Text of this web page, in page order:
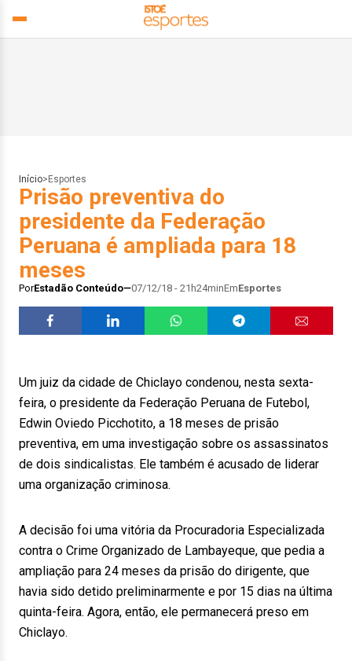
Início> Esportes
Prisão preventiva do
presidente da Federação
Peruana é ampliada para 18
meses
PorEstadão Conteúdo 07/12/18 - 21h24minEmEsportes
Um juiz da cidade de Chiclayo condenou, nesta sexta-
feira, o presidente da Federação Peruana de Futebol,
Edwin Oviedo Picchotito, a 18 meses de prisão
preventiva, em uma investigação sobre os assassinatos
de dois sindicalistas. Ele também é acusado de liderar
uma organização criminosa.
A decisão foi uma vitória da Procuradoria Especializada
contra o Crime Organizado de Lambayeque, que pedia a
ampliação para 24 meses da prisão do dirigente, que
havia sido detido preliminarmente e por 15 dias na última
quinta-feira. Agora, então, ele permanecerá preso em
Chiclayo.